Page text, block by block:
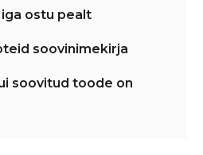
ostu pealt
soovinimekirja
soovitud toode on